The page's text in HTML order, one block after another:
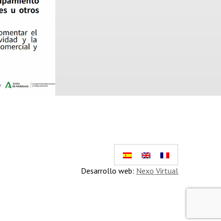
Desarrollo web: Nexo Virtual